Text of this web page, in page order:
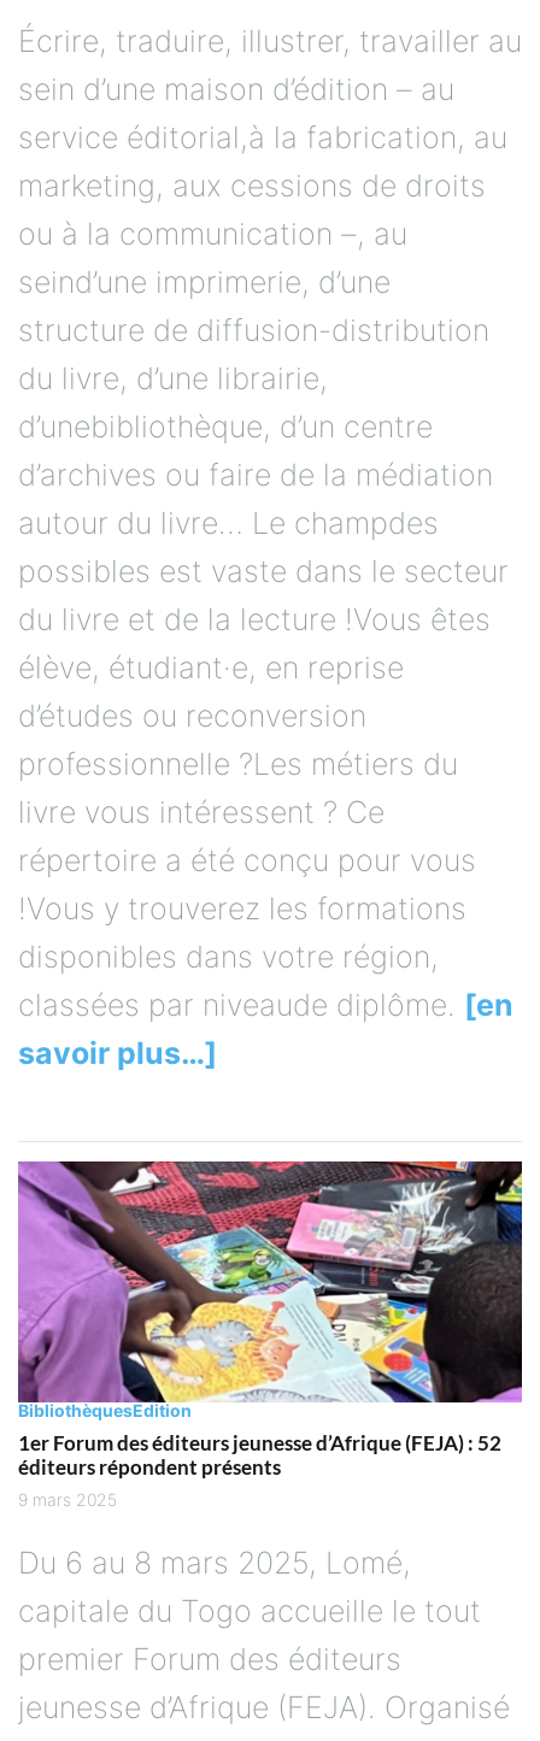
Écrire, traduire, illustrer, travailler au
sein d’une maison d’édition – au
service éditorial,à la fabrication, au
marketing, aux cessions de droits
ou à la communication –, au
seind’une imprimerie, d’une
structure de diffusion-distribution
du livre, d’une librairie,
d’unebibliothèque, d’un centre
d’archives ou faire de la médiation
autour du livre… Le champdes
possibles est vaste dans le secteur
du livre et de la lecture !Vous êtes
élève, étudiant·e, en reprise
d’études ou reconversion
professionnelle ?Les métiers du
livre vous intéressent ? Ce
répertoire a été conçu pour vous
!Vous y trouverez les formations
disponibles dans votre région,
classées par niveaude diplôme. [en
savoir plus…]
BibliothèquesEdition
1er Forum des éditeurs jeunesse d’Afrique (FEJA) : 52
éditeurs répondent présents
9 mars 2025
Du 6 au 8 mars 2025, Lomé,
capitale du Togo accueille le tout
premier Forum des éditeurs
jeunesse d’Afrique (FEJA). Organisé